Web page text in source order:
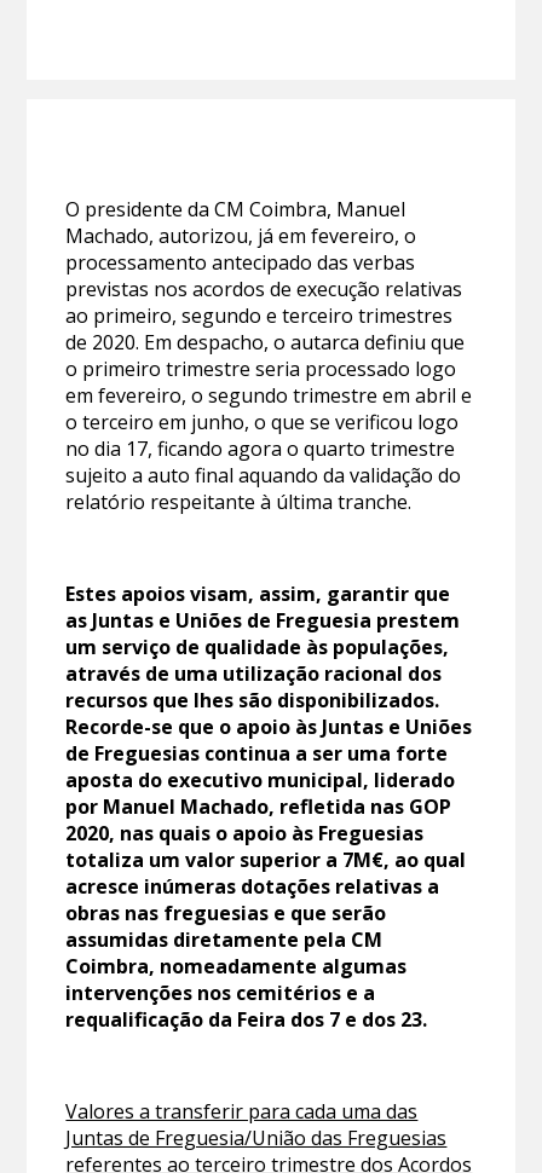
O presidente da CM Coimbra, Manuel
Machado, autorizou, já em fevereiro, o
processamento antecipado das verbas
previstas nos acordos de execução relativas
ao primeiro, segundo e terceiro trimestres
de 2020. Em despacho, o autarca definiu que
o primeiro trimestre seria processado logo
em fevereiro, o segundo trimestre em abril e
o terceiro em junho, o que se verificou logo
no dia 17, ficando agora o quarto trimestre
sujeito a auto final aquando da validação do
relatório respeitante à última tranche.
Estes apoios visam, assim, garantir que
as Juntas e Uniões de Freguesia prestem
um serviço de qualidade às populações,
através de uma utilização racional dos
recursos que lhes são disponibilizados.
Recorde-se que o apoio às Juntas e Uniões
de Freguesias continua a ser uma forte
aposta do executivo municipal, liderado
por Manuel Machado, refletida nas GOP
2020, nas quais o apoio às Freguesias
totaliza um valor superior a 7M€, ao qual
acresce inúmeras dotações relativas a
obras nas freguesias e que serão
assumidas diretamente pela CM
Coimbra, nomeadamente algumas
intervenções nos cemitérios e a
requalificação da Feira dos 7 e dos 23.
Valores a transferir para cada uma das
Juntas de Freguesia/União das Freguesias
referentes ao terceiro trimestre dos Acordos